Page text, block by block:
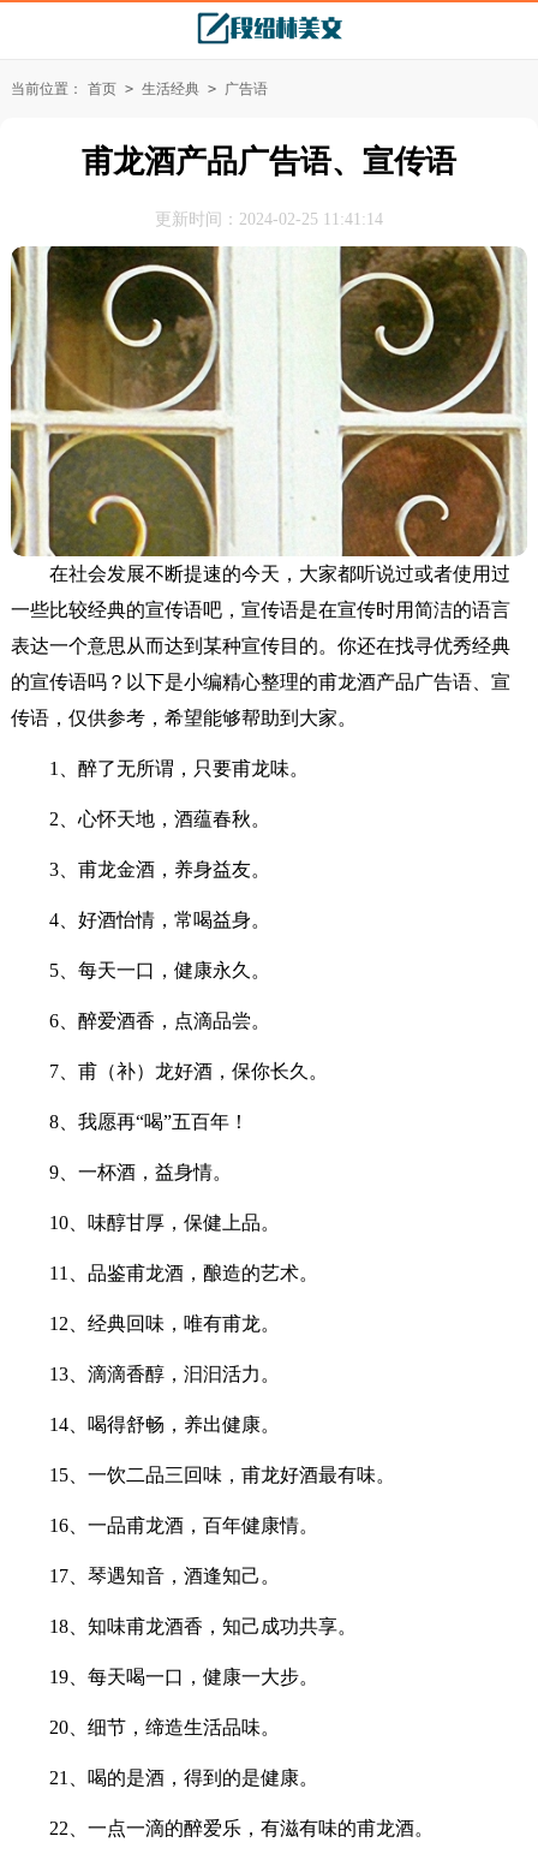
当前位置： 首页 > 生活经典 > 广告语
甫龙酒产品广告语、宣传语
更新时间：2024-02-25 11:41:14
在社会发展不断提速的今天，大家都听说过或者使用过
一些比较经典的宣传语吧，宣传语是在宣传时用简洁的语言
表达一个意思从而达到某种宣传目的。你还在找寻优秀经典
的宣传语吗？以下是小编精心整理的甫龙酒产品广告语、宣
传语，仅供参考，希望能够帮助到大家。
1、醉了无所谓，只要甫龙味。
2、心怀天地，酒蕴春秋。
3、甫龙金酒，养身益友。
4、好酒怡情，常喝益身。
5、每天一口，健康永久。
6、醉爱酒香，点滴品尝。
7、甫（补）龙好酒，保你长久。
8、我愿再“喝”五百年！
9、一杯酒，益身情。
10、味醇甘厚，保健上品。
11、品鉴甫龙酒，酿造的艺术。
12、经典回味，唯有甫龙。
13、滴滴香醇，汩汩活力。
14、喝得舒畅，养出健康。
15、一饮二品三回味，甫龙好酒最有味。
16、一品甫龙酒，百年健康情。
17、琴遇知音，酒逢知己。
18、知味甫龙酒香，知己成功共享。
19、每天喝一口，健康一大步。
20、细节，缔造生活品味。
21、喝的是酒，得到的是健康。
22、一点一滴的醉爱乐，有滋有味的甫龙酒。